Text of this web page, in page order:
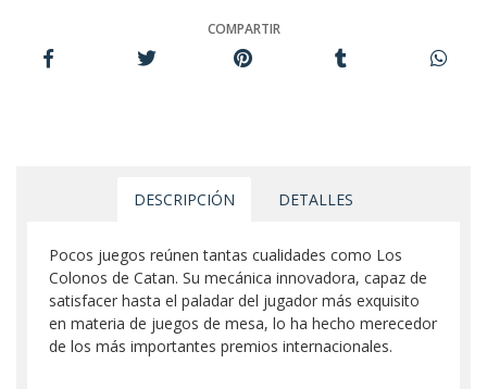
COMPARTIR
DESCRIPCIÓN DETALLES
Pocos juegos reúnen tantas cualidades como Los
Colonos de Catan. Su mecánica innovadora, capaz de
satisfacer hasta el paladar del jugador más exquisito
en materia de juegos de mesa, lo ha hecho merecedor
de los más importantes premios internacionales.